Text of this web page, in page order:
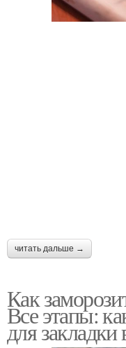
читать дальше →
Как
Все этапы:
для